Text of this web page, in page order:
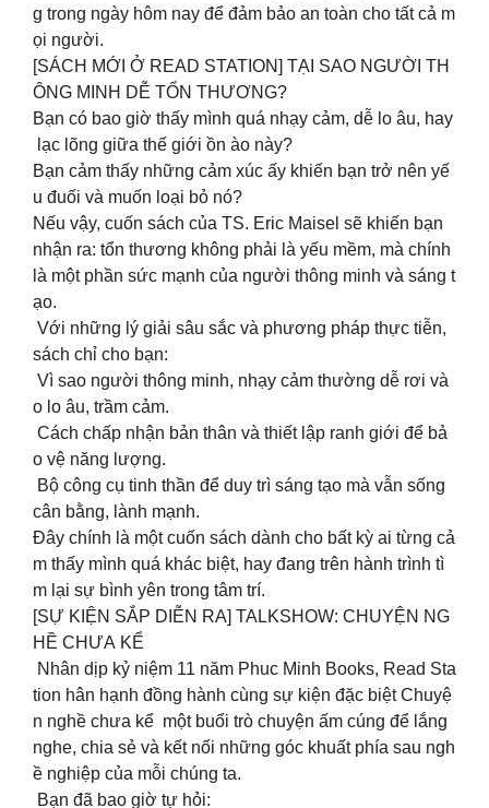
g trong ngày hôm nay để đảm bảo an toàn cho tất cả m
ọi người.
[SÁCH MỚI Ở READ STATION] TẠI SAO NGƯỜI TH
ÔNG MINH DỄ TỔN THƯƠNG?
Bạn có bao giờ thấy mình quá nhạy cảm, dễ lo âu, hay
lạc lõng giữa thế giới ồn ào này?
Bạn cảm thấy những cảm xúc ấy khiến bạn trở nên yế
u đuối và muốn loại bỏ nó?
Nếu vậy, cuốn sách của TS. Eric Maisel sẽ khiến bạn
nhận ra: tổn thương không phải là yếu mềm, mà chính
là một phần sức mạnh của người thông minh và sáng t
ạo.
Với những lý giải sâu sắc và phương pháp thực tiễn,
sách chỉ cho bạn:
Vì sao người thông minh, nhạy cảm thường dễ rơi và
o lo âu, trầm cảm.
Cách chấp nhận bản thân và thiết lập ranh giới để bả
o vệ năng lượng.
Bộ công cụ tinh thần để duy trì sáng tạo mà vẫn sống
cân bằng, lành mạnh.
Đây chính là một cuốn sách dành cho bất kỳ ai từng cả
m thấy mình quá khác biệt, hay đang trên hành trình tì
m lại sự bình yên trong tâm trí.
[SỰ KIỆN SẮP DIỄN RA] TALKSHOW: CHUYỆN NG
HỀ CHƯA KỂ
Nhân dịp kỷ niệm 11 năm Phuc Minh Books, Read Sta
tion hân hạnh đồng hành cùng sự kiện đặc biệt Chuyệ
n nghề chưa kể một buổi trò chuyện ấm cúng để lắng
nghe, chia sẻ và kết nối những góc khuất phía sau ngh
ề nghiệp của mỗi chúng ta.
Bạn đã bao giờ tự hỏi: